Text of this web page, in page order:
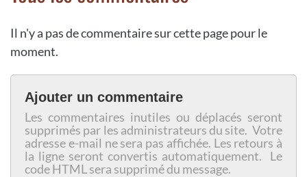
Il n'y a pas de commentaire sur cette page pour le
moment.
Ajouter un commentaire
Les commentaires inutiles ou déplacés seront
supprimés par les administrateurs du site. Votre
adresse e-mail ne sera pas affichée. Les retours à
la ligne seront convertis automatiquement. Le
code HTML sera supprimé du message.